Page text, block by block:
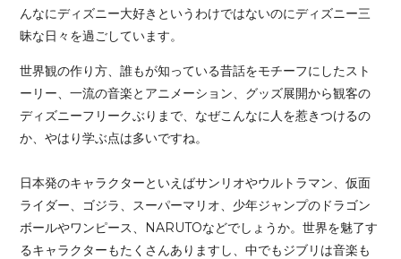
んなにディズニー大好きというわけではないのにディズニー三
昧な日々を過ごしています。
世界観の作り方、誰もが知っている昔話をモチーフにしたスト
ーリー、一流の音楽とアニメーション、グッズ展開から観客の
ディズニーフリークぶりまで、なぜこんなに人を惹きつけるの
か、やはり学ぶ点は多いですね。
日本発のキャラクターといえばサンリオやウルトラマン、仮面
ライダー、ゴジラ、スーパーマリオ、少年ジャンプのドラゴン
ボールやワンピース、NARUTOなどでしょうか。世界を魅了す
るキャラクターもたくさんありますし、中でもジブリは音楽も